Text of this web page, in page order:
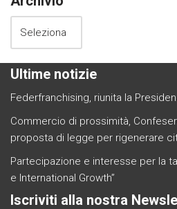
Ultime notizie
Federfranchising, riunita la
Commercio di prossimità,
proposta di legge per rigenerare
Partecipazione e interesse per la
e International Growth”
Iscriviti alla nostra